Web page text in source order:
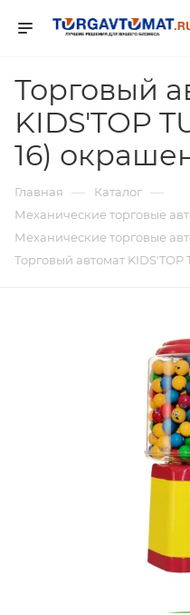
Торговый
KIDS'TOP
16)
Главная — Каталог —
Механические торговые
Механические торговые
Торговый автомат